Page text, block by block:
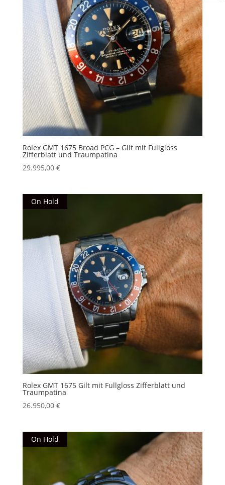
Rolex GMT 1675 Broad PCG – Gilt mit Fullgloss
Zifferblatt und Traumpatina
29.995,00 €
On Hold
Rolex GMT 1675 Gilt mit Fullgloss Zifferblatt und
Traumpatina
26.950,00 €
On Hold